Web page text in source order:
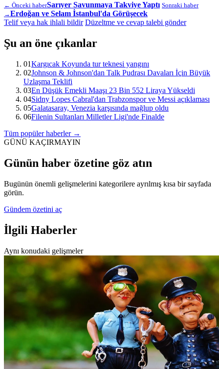
← Önceki haberSarıyer Savunmaya Takviye Yaptı Sonraki haber
→Erdoğan ve Selam İstanbul'da Görüşecek
Telif veya hak ihlali bildir Düzeltme ve cevap talebi gönder
Şu an öne çıkanlar
01Kargıcak Koyunda tur teknesi yangını
02Johnson & Johnson'dan Talk Pudrası Davaları İçin Büyük
Uzlaşma Teklifi
03En Düşük Emekli Maaşı 23 Bin 552 Liraya Yükseldi
04Sidny Lopes Cabral'dan Trabzonspor ve Messi açıklaması
05Galatasaray, Venezia karşısında mağlup oldu
06Filenin Sultanları Milletler Ligi'nde Finalde
Tüm popüler haberler →
GÜNÜ KAÇIRMAYIN
Günün haber özetine göz atın
Bugünün önemli gelişmelerini kategorilere ayrılmış kısa bir sayfada
görün.
Gündem özetini aç
İlgili Haberler
Aynı konudaki gelişmeler